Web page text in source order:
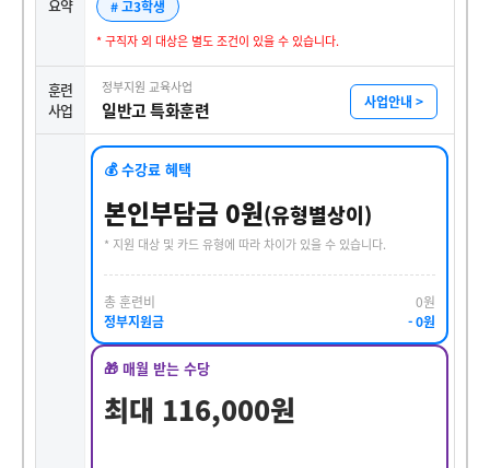
요약
# 고3학생
* 구직자 외 대상은 별도 조건이 있을 수 있습니다.
훈련
사업
정부지원 교육사업
일반고 특화훈련 사업안내 >
💰 수강료 혜택
본인부담금 0원(유형별상이)
* 지원 대상 및 카드 유형에 따라 차이가 있을 수 있습니다.
총 훈련비
0원
정부지원금
- 0원
🎁 매월 받는 수당
최대 116,000원